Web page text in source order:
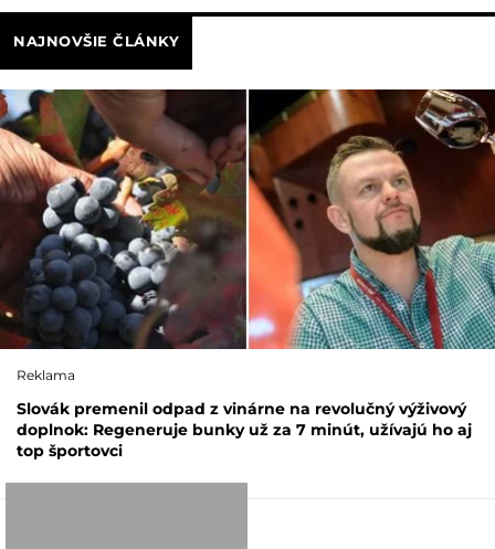
NAJNOVŠIE ČLÁNKY
Reklama
Slovák premenil odpad z vinárne na revolučný výživový
doplnok: Regeneruje bunky už za 7 minút, užívajú ho aj
top športovci